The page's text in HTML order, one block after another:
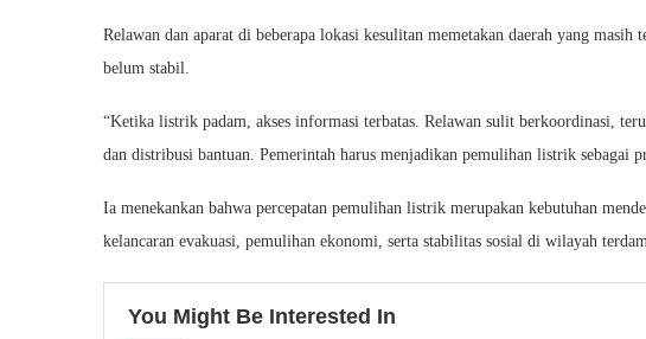
Relawan dan aparat di beberapa lokasi kesulitan memetakan daerah yang
belum stabil.
“Ketika listrik padam, akses informasi terbatas. Relawan sulit berkoordinasi,
dan distribusi bantuan. Pemerintah harus menjadikan pemulihan listrik sebagai
Ia menekankan bahwa percepatan pemulihan listrik merupakan kebutuhan
kelancaran evakuasi, pemulihan ekonomi, serta stabilitas sosial di wilayah
You Might Be Interested In